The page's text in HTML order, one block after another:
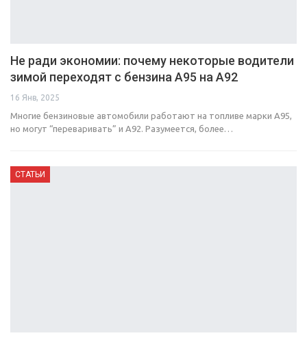
Не ради экономии: почему некоторые водители
зимой переходят с бензина А95 на А92
16 Янв, 2025
Многие бензиновые автомобили работают на топливе марки А95,
но могут “переваривать” и А92. Разумеется, более…
СТАТЬИ